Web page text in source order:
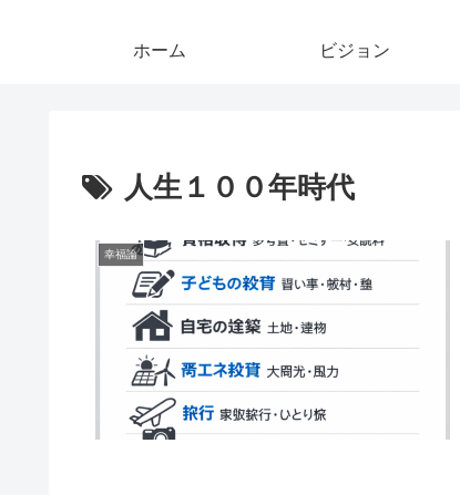
ホーム ビジョン
人生１００年時代
幸福論